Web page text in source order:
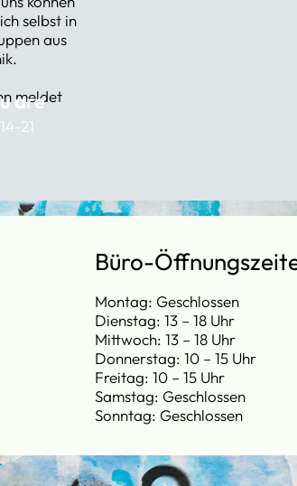
selbst in
aus
meldet
are
21
Büro-
Montag: Geschlossen
Dienstag: 13 – 18 Uhr
Mittwoch: 13 – 18 Uhr
Donnerstag: 10 – 15 Uhr
Freitag: 10 – 15 Uhr
Samstag: Geschlossen
Sonntag: Geschlossen